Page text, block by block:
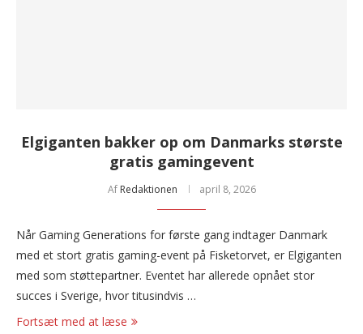
Elgiganten bakker op om Danmarks største
gratis gamingevent
Af Redaktionen april 8, 2026
Når Gaming Generations for første gang indtager Danmark
med et stort gratis gaming-event på Fisketorvet, er Elgiganten
med som støttepartner. Eventet har allerede opnået stor
succes i Sverige, hvor titusindvis …
Fortsæt med at læse